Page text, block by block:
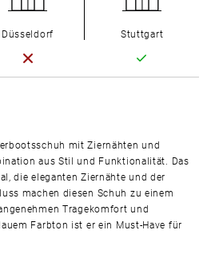
mit Ziernähten und
aus Stil und Funktionalität. Das
die eleganten Ziernähte und der
machen diesen Schuh zu einem
Tragekomfort und
Farbton ist er ein Must-Have für
Düsseldorf Stuttgart